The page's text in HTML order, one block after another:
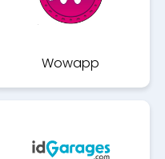
Wowapp